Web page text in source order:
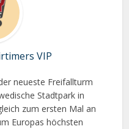
VIP
neueste Freifallturm
Stadtpark in
zum ersten Mal an
Europas höchsten